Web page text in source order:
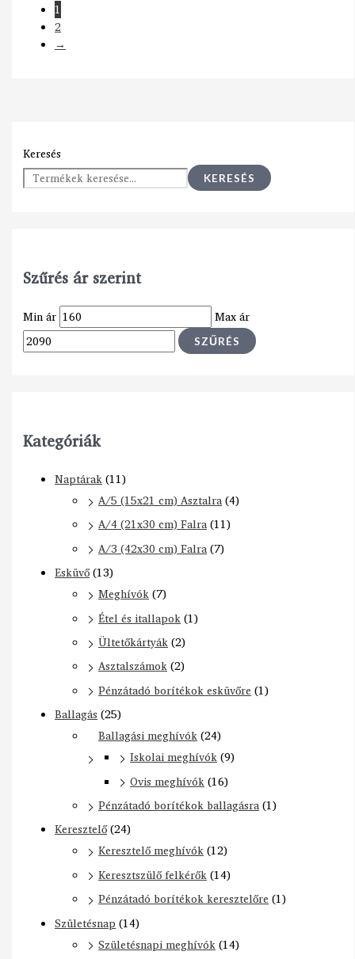
Keresés
KERESÉS
Szűrés ár szerint
Min ár Max ár
SZŰRÉS
Kategóriák
Naptárak(11)
A/5 (15x21 cm) Asztalra(4)
A/4 (21x30 cm) Falra(11)
A/3 (42x30 cm) Falra(7)
Esküvő(13)
Meghívók(7)
Étel és itallapok(1)
Ültetőkártyák(2)
Asztalszámok(2)
Pénzátadó borítékok esküvőre (1)
Ballagás (25)
Ballagási meghívók(24)
Iskolai meghívók(9)
Ovis meghívók(16)
Pénzátadó borítékok ballagásra(1)
Keresztelő(24)
Keresztelő meghívók(12)
Keresztszülő felkérők(14)
Pénzátadó borítékok keresztelőre (1)
Születésnap (14)
Születésnapi meghívók(14)
1
2
→